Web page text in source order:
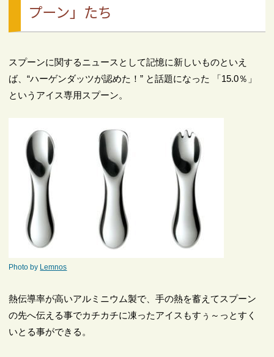
プーン」たち
スプーンに関するニュースとして記憶に新しいものといえ
ば、“ハーゲンダッツが認めた！” と話題になった 「15.0％」
というアイス専用スプーン。
Photo by Lemnos
熱伝導率が高いアルミニウム製で、手の熱を蓄えてスプーン
の先へ伝える事でカチカチに凍ったアイスもすぅ～っとすく
いとる事ができる。